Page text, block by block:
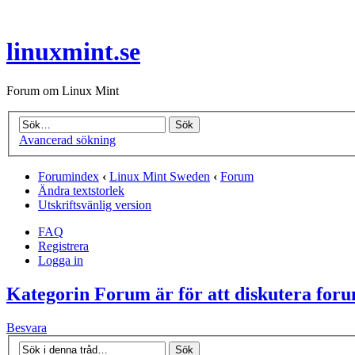
linuxmint.se
Forum om Linux Mint
Avancerad sökning
Forumindex ‹ Linux Mint Sweden ‹ Forum
Ändra textstorlek
Utskriftsvänlig version
FAQ
Registrera
Logga in
Kategorin Forum är för att diskutera
Besvara